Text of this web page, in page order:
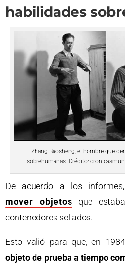
habilidades
Zhang Baosheng, el hombre que
sobrehumanas. Crédito:
De acuerdo a los
mover objetos que
contenedores sellados.
Esto valió para que, en
objeto de prueba a tiempo